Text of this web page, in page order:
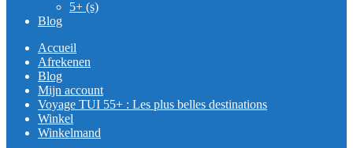
5+ (s)
Blog
Accueil
Afrekenen
Blog
Mijn account
Voyage TUI 55+ : Les plus belles destinations
Winkel
Winkelmand